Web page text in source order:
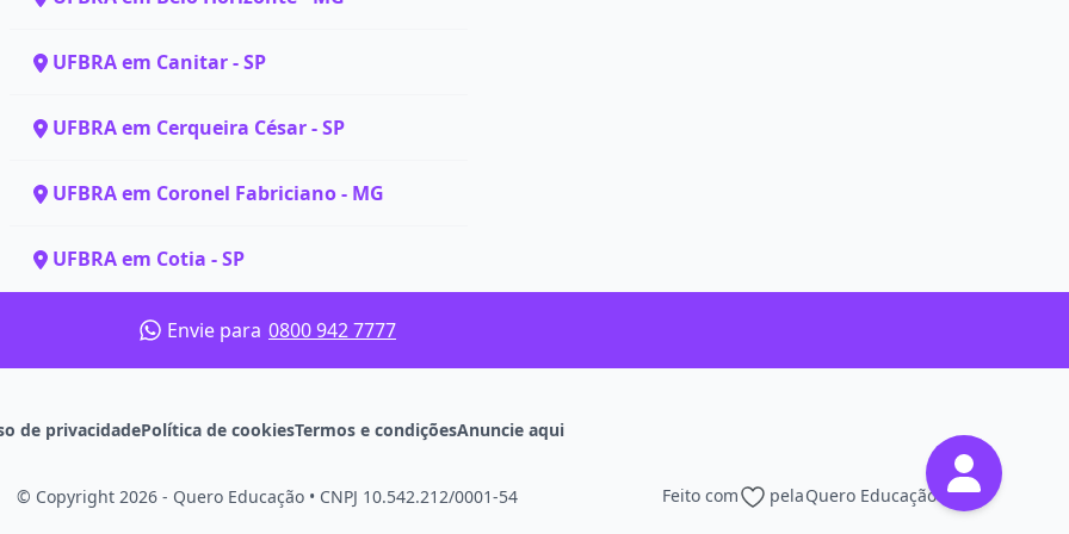
UFBRA em Canitar - SP
UFBRA em Cerqueira César - SP
UFBRA em Coronel Fabriciano - MG
UFBRA em Cotia - SP
Envie para 0800 942 7777
de privacidadePolítica de cookiesTermos e condiçõesAnuncie aqui
© Copyright 2026 - Quero Educação • CNPJ 10.542.212/0001-54 Feito com pelaQuero Educação